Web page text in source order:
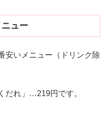
ニュー
安いメニュー（ドリンク除
だれ」…219円です。